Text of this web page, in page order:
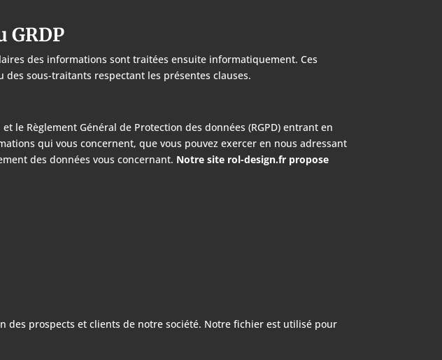
GRDP
des informations sont traitées ensuite informatiquement. Ces
sous-traitants respectant les présentes clauses.
le Règlement Général de Protection des données (RGPD) entrant en
qui vous concernent, que vous pouvez exercer en nous adressant
des données vous concernant. Notre site rol-design.fr propose
prospects et clients de notre société. Notre fichier est utilisé pour